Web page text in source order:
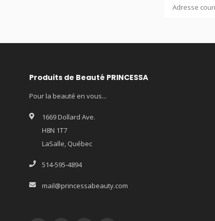
Produits de Beauté PRINCESSA
Pour la beauté en vous...
1669 Dollard Ave.
H8N 1T7
LaSalle, Québec
514-595-4894
mail@princessabeauty.com